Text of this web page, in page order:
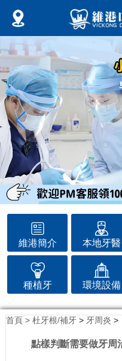
維港簡介 本地牙醫
種植牙 環境設備
首頁 > 杜牙根/補牙> 牙周炎 >
點樣判斷需要做牙周